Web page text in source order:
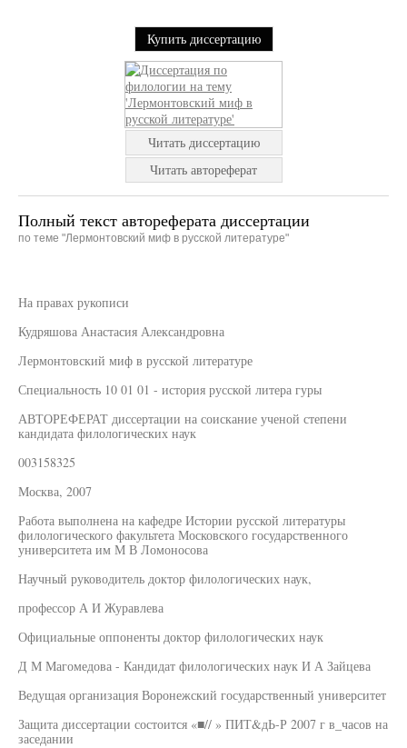
Купить диссертацию
Читать диссертацию
Читать автореферат
Полный текст автореферата диссертации
по теме "Лермонтовский миф в русской литературе"
На правах рукописи
Кудряшова Анастасия Александровна
Лермонтовский миф в русской литературе
Специальность 10 01 01 - история русской литера гуры
АВТОРЕФЕРАТ диссертации на соискание ученой степени
кандидата филологических наук
003158325
Москва, 2007
Работа выполнена на кафедре Истории русской литературы
филологического факультета Московского государственного
университета им М В Ломоносова
Научный руководитель доктор филологических наук,
профессор А И Журавлева
Официальные оппоненты доктор филологических наук
Д М Магомедова - Кандидат филологических наук И А Зайцева
Ведущая организация Воронежский государственный университет
Защита диссертации состоится «■// » ПИТ&дЬ-Р 2007 г в_часов на
заседании